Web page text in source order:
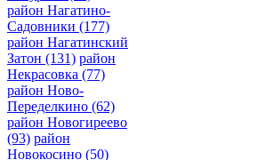
район Нагатино-
Садовники (177)
район Нагатинский
Затон (131) район
Некрасовка (77)
район Ново-
Переделкино (62)
район Новогиреево
(93) район
Новокосино (50)